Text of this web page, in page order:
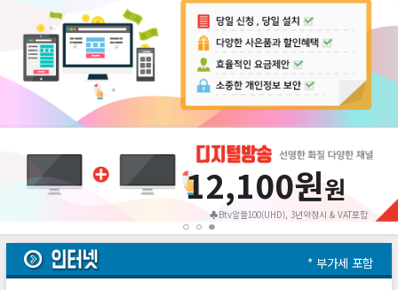
12,100원원
♣Btv알뜰100(UHD), 3년약정시 & VAT포함
* 부가세 포함